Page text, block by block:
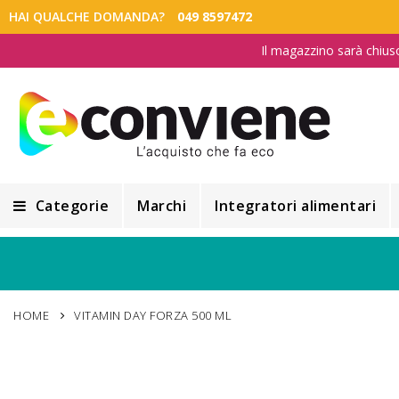
HAI QUALCHE DOMANDA? 049 8597472
Il magazzino sarà
Categorie
Alimentazione e Dietetica
Marchi Integratori alimentari
HOME VITAMIN DAY FORZA 500 ML